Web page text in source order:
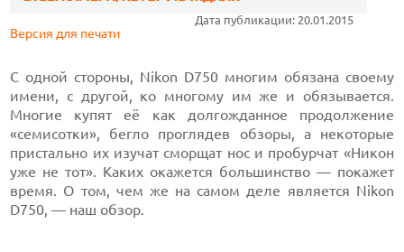
Дата публикации: 20.01.2015
Версия для печати
С одной стороны, Nikon D750 многим обязана своему
имени, с другой, ко многому им же и обязывается.
Многие купят её как долгожданное продолжение
«семисотки», бегло проглядев обзоры, а некоторые
пристально их изучат сморщат нос и пробурчат «Никон
уже не тот». Каких окажется большинство — покажет
время. О том, чем же на самом деле является Nikon
D750, — наш обзор.